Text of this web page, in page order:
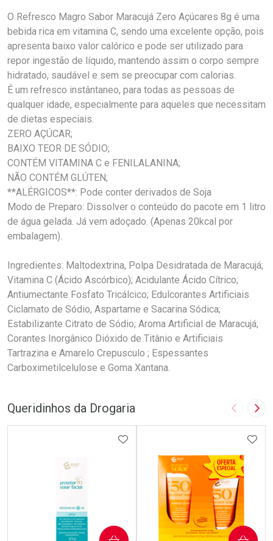
O Refresco Magro Sabor Maracujá Zero Açúcares 8g é uma
bebida rica em vitamina C, sendo uma excelente opção, pois
apresenta baixo valor calórico e pode ser utilizado para
repor ingestão de líquido, mantendo assim o corpo sempre
hidratado, saudável e sem se preocupar com calorias.
É um refresco instântaneo, para todas as pessoas de
qualquer idade, especialmente para aqueles que necessitam
de dietas especiais.
ZERO AÇÚCAR;
BAIXO TEOR DE SÓDIO;
CONTÉM VITAMINA C e FENILALANINA;
NÃO CONTÉM GLÚTEN;
**ALÉRGICOS**: Pode conter derivados de Soja
Modo de Preparo: Dissolver o conteúdo do pacote em 1 litro
de água gelada. Já vem adoçado. (Apenas 20kcal por
embalagem).
Ingredientes: Maltodextrina, Polpa Desidratada de Maracujá;
Vitamina C (Ácido Ascórbico); Acidulante Ácido Cítrico;
Antiumectante Fosfato Tricálcico; Edulcorantes Artificiais
Ciclamato de Sódio, Aspartame e Sacarina Sódica;
Estabilizante Citrato de Sódio; Aroma Artificial de Maracujá;
Corantes Inorgânico Dióxido de Titânio e Artificiais
Tartrazina e Amarelo Crepusculo ; Espessantes
Carboximetilcelulose e Goma Xantana.
Queridinhos da Drogaria Imagem
ADICIONAR AOS FAVORITOS